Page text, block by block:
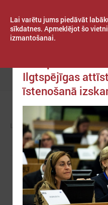
Lai varētu jums piedāvāt
sīkdatnes. Apmeklējot šo
izmantošanai.
Izvēlne
ZIŅAS EIROPĀ UN
Ilgtspējīgas
īstenošanā